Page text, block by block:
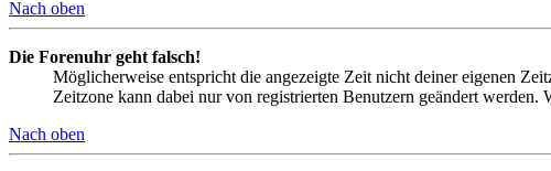
Nach oben
Die Forenuhr geht falsch!
Möglicherweise entspricht die angezeigte Zeit nicht deiner eigenen
Zeitzone kann dabei nur von registrierten Benutzern geändert
Nach oben